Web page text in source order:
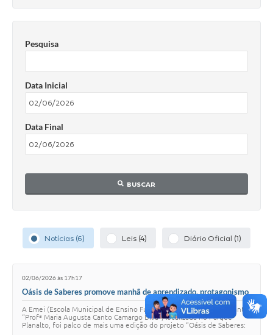
Protocolo
Utilidades
Certidão Negativa de Empresa
Certidão Negativa de Imóvel
Lei Aldir Blanc
Cartas de Serviço ao Usuário
Principal
Galeria de Fotos
Notícias
Pesquisa
Data Inicial
Data Final
BUSCAR
Notícias (6) Leis (4) Diário Oficial (1)
02/06/2026 às 17h17
Oásis de Saberes promove manhã de aprendizado, protagonismo
estudantil e integração com a comunidade
A Emei (Escola Municipal de Ensino Fundamental e Educação Infantil)
“Profª Maria Augusta Canto Camargo Bilia”, localizada no Parque
Planalto, foi palco de mais uma edição do projeto “Oásis de Saberes: